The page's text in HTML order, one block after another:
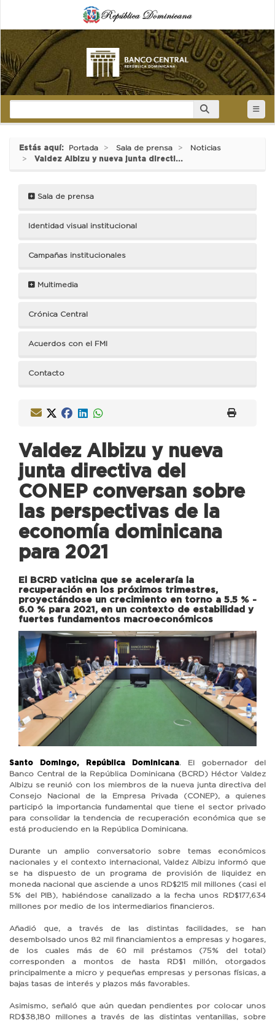
Estás aquí: Portada Sala de prensa
Noticias
Valdez Albizu y nueva junta directi...
Sala de prensa
Identidad visual institucional
Campañas institucionales
Multimedia
Crónica Central
Acuerdos con el FMI
Contacto
Valdez Albizu y nueva
junta directiva del
CONEP conversan sobre
las perspectivas de la
economía dominicana
para 2021
El BCRD vaticina que se aceleraría la
recuperación en los próximos trimestres,
proyectándose un crecimiento en torno a 5.5 % -
6.0 % para 2021, en un contexto de estabilidad y
fuertes fundamentos macroeconómicos
Previous Next
Santo Domingo, República Dominicana. El gobernador del
Banco Central de la República Dominicana (BCRD) Héctor Valdez
Albizu se reunió con los miembros de la nueva junta directiva del
Consejo Nacional de la Empresa Privada (CONEP), a quienes
participó la importancia fundamental que tiene el sector privado
para consolidar la tendencia de recuperación económica que se
está produciendo en la República Dominicana.
Durante un amplio conversatorio sobre temas económicos
nacionales y el contexto internacional, Valdez Albizu informó que
se ha dispuesto de un programa de provisión de liquidez en
moneda nacional que asciende a unos RD$215 mil millones (casi el
5% del PIB), habiéndose canalizado a la fecha unos RD$177,634
millones por medio de los intermediarios financieros.
Añadió que, a través de las distintas facilidades, se han
desembolsado unos 82 mil financiamientos a empresas y hogares,
de los cuales más de 60 mil préstamos (75% del total)
corresponden a montos de hasta RD$1 millón, otorgados
principalmente a micro y pequeñas empresas y personas físicas, a
bajas tasas de interés y plazos más favorables.
Asimismo, señaló que aún quedan pendientes por colocar unos
RD$38,180 millones a través de las distintas ventanillas, sobre